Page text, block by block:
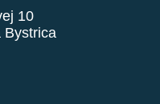
10
Bystrica